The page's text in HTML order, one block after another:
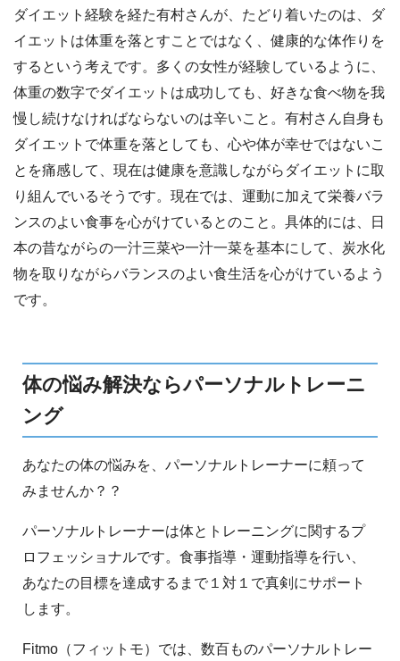
ダイエット経験を経た有村さんが、たどり着いたのは、ダ
イエットは体重を落とすことではなく、健康的な体作りを
するという考えです。多くの女性が経験しているように、
体重の数字でダイエットは成功しても、好きな食べ物を我
慢し続けなければならないのは辛いこと。有村さん自身も
ダイエットで体重を落としても、心や体が幸せではないこ
とを痛感して、現在は健康を意識しながらダイエットに取
り組んでいるそうです。現在では、運動に加えて栄養バラ
ンスのよい食事を心がけているとのこと。具体的には、日
本の昔ながらの一汁三菜や一汁一菜を基本にして、炭水化
物を取りながらバランスのよい食生活を心がけているよう
です。
体の悩み解決ならパーソナルトレーニ
ング
あなたの体の悩みを、パーソナルトレーナーに頼って
みませんか？？
パーソナルトレーナーは体とトレーニングに関するプ
ロフェッショナルです。食事指導・運動指導を行い、
あなたの目標を達成するまで１対１で真剣にサポート
します。
Fitmo（フィットモ）では、数百ものパーソナルトレー